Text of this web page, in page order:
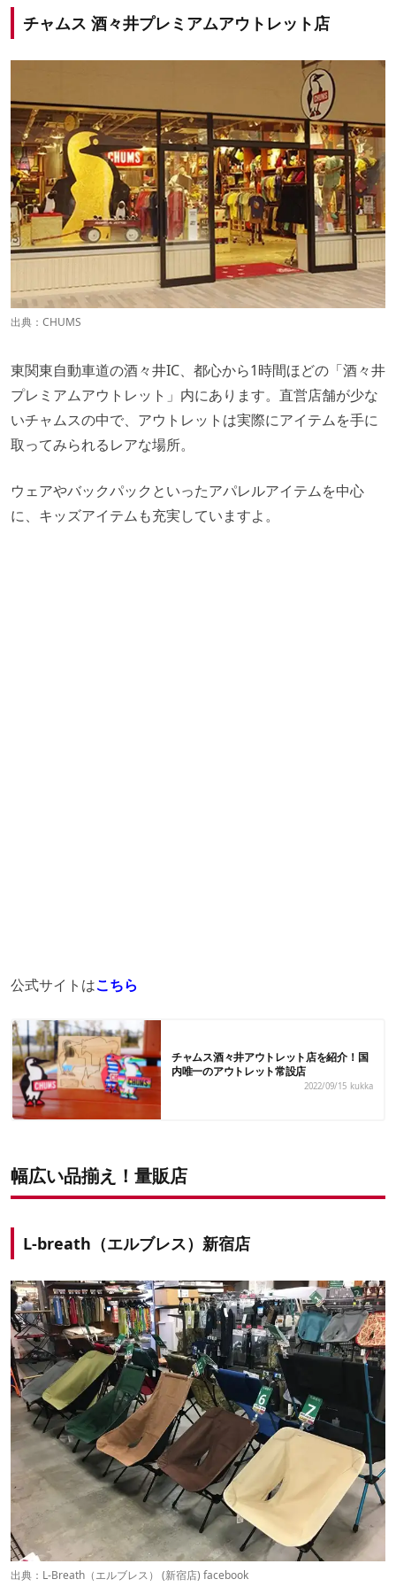
チャムス 酒々井プレミアムアウトレット店
出典： CHUMS
東関東自動車道の酒々井IC、都心から1時間ほどの「酒々井
プレミアムアウトレット」内にあります。直営店舗が少な
いチャムスの中で、アウトレットは実際にアイテムを手に
取ってみられるレアな場所。
ウェアやバックパックといったアパレルアイテムを中心
に、キッズアイテムも充実していますよ。
公式サイトはこちら
チャムス酒々井アウトレット店を紹介！国
内唯一のアウトレット常設店
2022/09/15 kukka
幅広い品揃え！量販店
L-breath（エルブレス）新宿店
出典： L-Breath（エルブレス） (新宿店) facebook